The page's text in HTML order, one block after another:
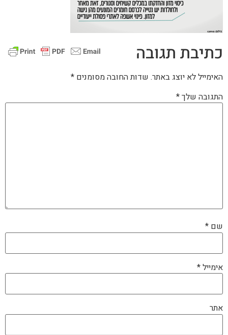
כתיבת תגובה
האימייל לא יוצג באתר. שדות החובה מסומנים *
התגובה שלך*
שם *
אימייל*
אתר